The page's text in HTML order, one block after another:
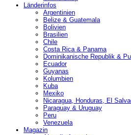
Länderinfos
Argentinien
Belize & Guatemala
Bolivien
Brasilien
Chile
Costa Rica & Panama
Dominikanische Republik &
Ecuador
Guyanas
Kolumbien
Kuba
Mexiko
Nicaragua, Honduras, El
Paraguay & Uruguay
Peru
Venezuela
Magazin